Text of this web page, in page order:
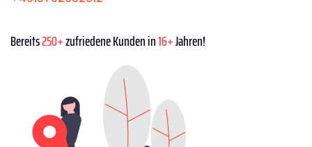
Bereits250+zufriedene Kunden in16+Jahren!